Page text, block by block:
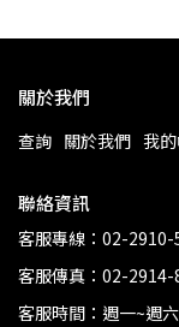
關於我們
查詢 關於我們 我
聯絡資訊
客服專線：02-2910-
客服傳真：02-2914-
客服時間：週一~週